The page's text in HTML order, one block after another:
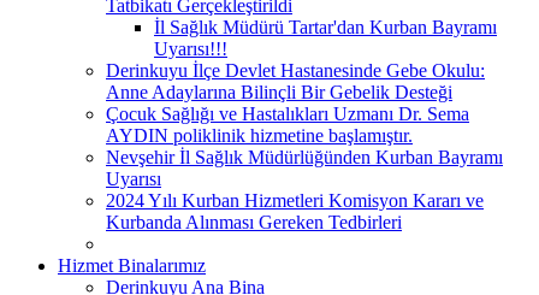
Tatbikatı Gerçekleştirildi
İl Sağlık Müdürü Tartar'dan Kurban Bayramı
Uyarısı!!!
Derinkuyu İlçe Devlet Hastanesinde Gebe Okulu:
Anne Adaylarına Bilinçli Bir Gebelik Desteği
Çocuk Sağlığı ve Hastalıkları Uzmanı Dr. Sema
AYDIN poliklinik hizmetine başlamıştır.
Nevşehir İl Sağlık Müdürlüğünden Kurban Bayramı
Uyarısı
2024 Yılı Kurban Hizmetleri Komisyon Kararı ve
Kurbanda Alınması Gereken Tedbirleri
Hizmet Binalarımız
Derinkuyu Ana Bina